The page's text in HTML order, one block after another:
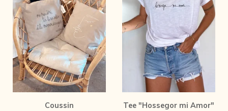
Coussin Tee "Hossegor mi Amor"